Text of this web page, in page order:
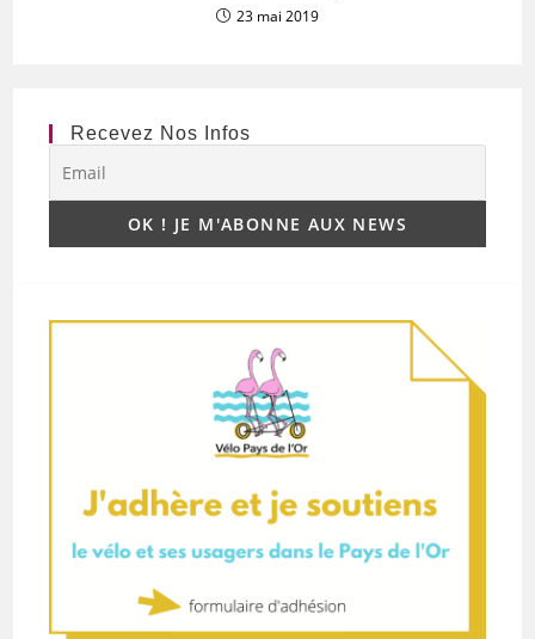
23 mai 2019
Recevez Nos Infos